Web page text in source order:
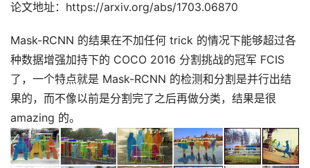
论文地址：https://arxiv.org/abs/1703.06870
Mask-RCNN 的结果在不加任何 trick 的情况下能够超过各
种数据增强加持下的 COCO 2016 分割挑战的冠军 FCIS
了，一个特点就是 Mask-RCNN 的检测和分割是并行出结
果的，而不像以前是分割完了之后再做分类，结果是很
amazing 的。